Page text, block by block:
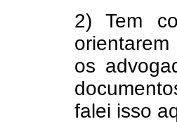
2) Tem
os
falei isso